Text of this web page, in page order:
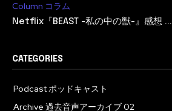
Column コラム
Netflix『BEAST -私の中の獣-』感想 ...
CATEGORIES
Podcast ポッドキャスト
Archive 過去音声アーカイブ 02